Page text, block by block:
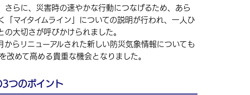
さらに、災害時の速やかな行動につなげるため、あら
「マイタイムライン」についての説明が行われ、一人ひ
の大切さが呼びかけられました。
らリニューアルされた新しい防災気象情報についても
改めて高める貴重な機会となりました。
つのポイント